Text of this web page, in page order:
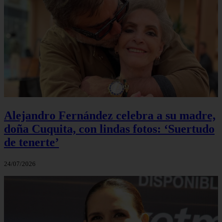
Alejandro Fernández celebra a su madre,
doña Cuquita, con lindas fotos: ‘Suertudo
de tenerte’
24/07/2026